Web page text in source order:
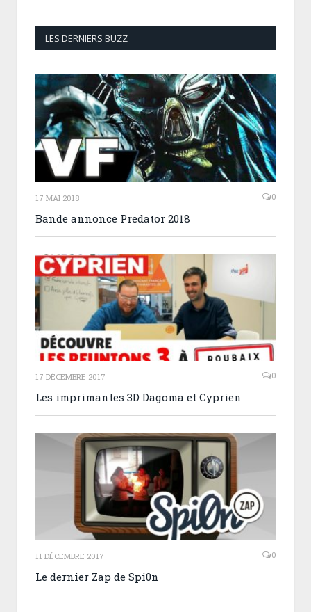
LES DERNIERS BUZZ
17 MAI 2018 0
Bande annonce Predator 2018
17 DÉCEMBRE 2017 0
Les imprimantes 3D Dagoma et Cyprien
11 DÉCEMBRE 2017 0
Le dernier Zap de Spi0n